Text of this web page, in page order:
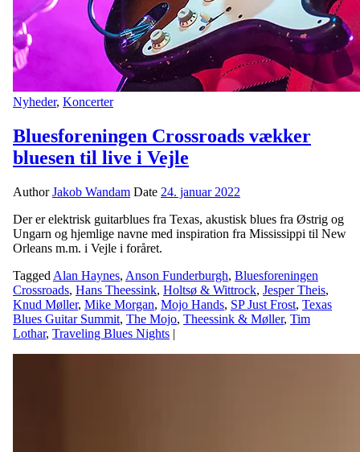
Nyheder, Koncerter
Bluesforeningen Crossroads vækker
bluesen til live i Vejle
AuthorJakob Wandam Date 24. januar 2022
Der er elektrisk guitarblues fra Texas, akustisk blues fra Østrig og
Ungarn og hjemlige navne med inspiration fra Mississippi til New
Orleans m.m. i Vejle i foråret.
Tagged Alan Haynes, Anson Funderburgh, Bluesforeningen
Crossroads, Hans Theessink, Holtsø & Wittrock, Jesper Theis,
Knud Møller, Mike Morgan, Mojo Hands, SP Just Frost, Texas
Blues Guitar Summit, The Mojo, Theessink & Møller, Tim
Lothar, Traveling Blues Nights |